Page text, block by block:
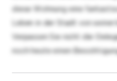
diese Wohnung eine
Leben in der Stadt von
Verpassen Sie nicht die
noch heute einen